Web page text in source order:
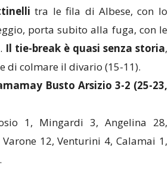
tra le fila di Albese, con lo
porta subito alla fuga, con le
Il tie-break è quasi senza storia,
di colmare il divario (15-11).
Busto Arsizio 3-2 (25-23,
1, Mingardi 3, Angelina 28,
12, Venturini 4, Calamai 1,